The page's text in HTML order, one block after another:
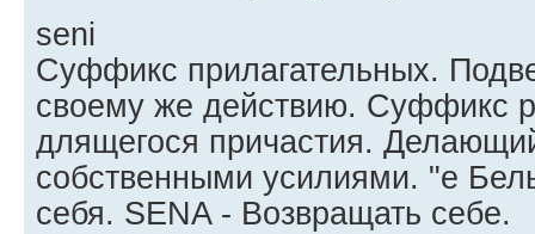
seni
Суффикс прилагательных.
своему же действию. Суффикс
длящегося причастия.
собственными усилиями. "e
себя. SENA - Возвращать себе.